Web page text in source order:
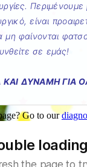
είναι
φαίνονται
σε εμάς!
ΔΥΝΑΜΗ ΓΙΑ